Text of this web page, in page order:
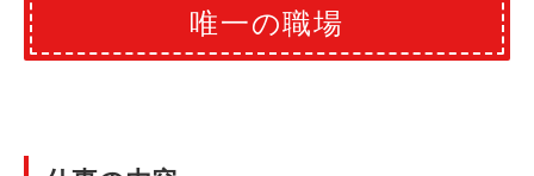
唯一の職場